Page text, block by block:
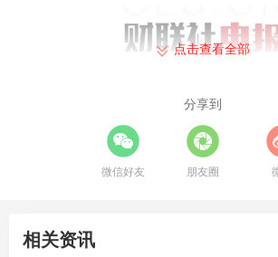
点击查看全部
分享到
微信好友 朋友圈
相关资讯